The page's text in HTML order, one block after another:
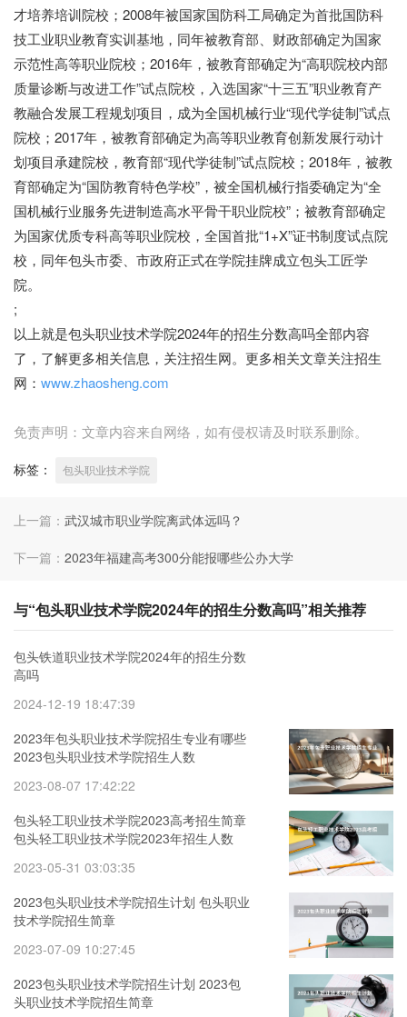
才培养培训院校；2008年被国家国防科工局确定为首批国防科
技工业职业教育实训基地，同年被教育部、财政部确定为国家
示范性高等职业院校；2016年，被教育部确定为“高职院校内部
质量诊断与改进工作”试点院校，入选国家“十三五”职业教育产
教融合发展工程规划项目，成为全国机械行业“现代学徒制”试点
院校；2017年，被教育部确定为高等职业教育创新发展行动计
划项目承建院校，教育部“现代学徒制”试点院校；2018年，被教
育部确定为“国防教育特色学校”，被全国机械行指委确定为“全
国机械行业服务先进制造高水平骨干职业院校”；被教育部确定
为国家优质专科高等职业院校，全国首批“1+X”证书制度试点院
校，同年包头市委、市政府正式在学院挂牌成立包头工匠学
院。
;
以上就是包头职业技术学院2024年的招生分数高吗全部内容
了，了解更多相关信息，关注招生网。更多相关文章关注招生
网： www.zhaosheng.com
免责声明：文章内容来自网络，如有侵权请及时联系删除。
标签： 包头职业技术学院
上一篇： 武汉城市职业学院离武体远吗？
下一篇： 2023年福建高考300分能报哪些公办大学
与“包头职业技术学院2024年的招生分数高吗”相关推荐
包头铁道职业技术学院2024年的招生分数
高吗
2024-12-19 18:47:39
2023年包头职业技术学院招生专业有哪些
2023包头职业技术学院招生人数
2023-08-07 17:42:22
包头轻工职业技术学院2023高考招生简章
包头轻工职业技术学院2023年招生人数
2023-05-31 03:03:35
2023包头职业技术学院招生计划 包头职业
技术学院招生简章
2023-07-09 10:27:45
2023包头职业技术学院招生计划 2023包
头职业技术学院招生简章